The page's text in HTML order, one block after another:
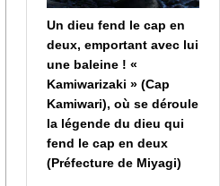
Un dieu fend le cap en
deux, emportant avec lui
une baleine ! «
Kamiwarizaki » (Cap
Kamiwari), où se déroule
la légende du dieu qui
fend le cap en deux
(Préfecture de Miyagi)